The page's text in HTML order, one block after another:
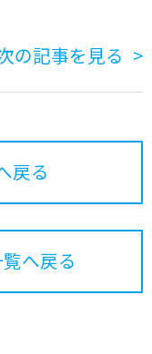
の記事を見る
戻る
へ戻る